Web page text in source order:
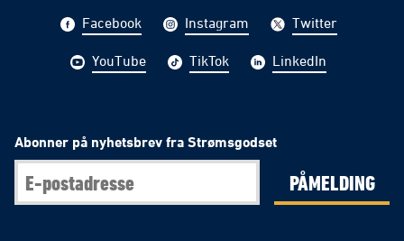
Facebook Instagram Twitter
YouTube TikTok LinkedIn
Abonner på nyhetsbrev fra Strømsgodset
PÅMELDING